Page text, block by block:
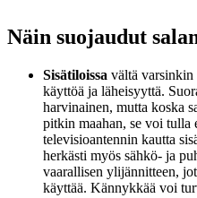
Näin suojaudut
Sisätiloissa vältä varsinkin
käyttöä ja läheisyyttä.
harvinainen, mutta koska
pitkin maahan, se voi tulla
televisioantennin kautta
herkästi myös sähkö- ja
vaarallisen ylijännitteen,
käyttää. Kännykkää voi